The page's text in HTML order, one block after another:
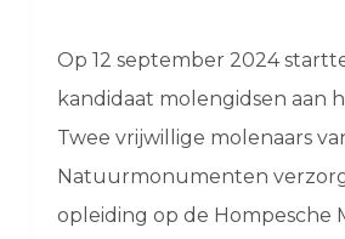
Op 12 september 2024
kandidaat molengidsen aan
Twee vrijwillige molenaars
Natuurmonumenten
opleiding op de Hompesche